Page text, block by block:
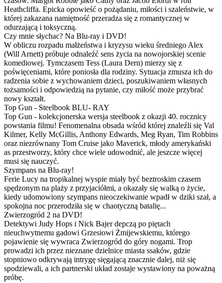
Heathcliffa. Epicka opowieść o pożądaniu, miłości i szaleństwie, w
której zakazana namiętność przeradza się z romantycznej w
odurzającą i toksyczną.
Czy mnie słychac? Na Blu-ray i DVD!
W obliczu rozpadu małżeństwa i kryzysu wieku średniego Alex
(Will Arnett) próbuje odnaleźć sens życia na nowojorskiej scenie
komediowej. Tymczasem Tess (Laura Dern) mierzy się z
poświęceniami, które poniosła dla rodziny. Sytuacja zmusza ich do
radzenia sobie z wychowaniem dzieci, poszukiwaniem własnych
tożsamości i odpowiedzią na pytanie, czy miłość może przybrać
nowy kształt.
Top Gun - Steelbook BLU- RAY
Top Gun - kolekcjonerska wersja steelbook z okazji 40. rocznicy
powstania filmu! Fenomenalna obsada wśród której znaleźli się Val
Kilmer, Kelly McGillis, Anthony Edwards, Meg Ryan, Tim Robbins
oraz niezrównany Tom Cruise jako Maverick, młody amerykański
as przestworzy, który chce wiele udowodnić, ale jeszcze więcej
musi się nauczyć.
Szympans na Blu-ray!
Ferie Lucy na tropikalnej wyspie miały być beztroskim czasem
spędzonym na plaży z przyjaciółmi, a okazały się walką o życie,
kiedy udomowiony szympans nieoczekiwanie wpadł w dziki szał, a
spokojna noc przerodziła się w chaotyczną batalię...
Zwierzogród 2 na DVD!
Detektywi Judy Hops i Nick Bajer depczą po piętach
nieuchwytnemu gadowi Grzesiowi Żmijewskiemu, którego
pojawienie się wywraca Zwierzogród do góry nogami. Trop
prowadzi ich przez nieznane dzielnice miasta ssaków, gdzie
stopniowo odkrywają intrygę sięgającą znacznie dalej, niż się
spodziewali, a ich partnerski układ zostaje wystawiony na poważną
próbę.